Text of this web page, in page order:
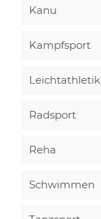
Kanu
Kampfsport
Leichtathletik
Radsport
Reha
Schwimmen